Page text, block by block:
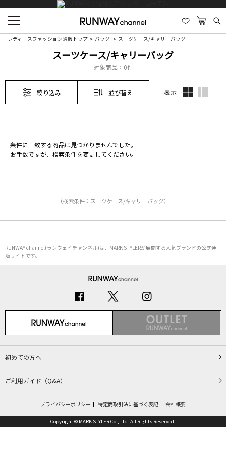
レディースファッション通販トップ バッグ スーツケース/キャリーバッグ
スーツケース/キャリーバッグ
対象商品： 0件
絞り込み 並び替え 表示
条件に一致する商品は見つかりませんでした。
お手数ですが、検索条件を変更してください。
（検索条件：スーツケース/キャリーバッグ）
RUNWAY channel(ランウェイチャンネル)は、MARK STYLERが展開する人気ブランドの公式通
販サイトです。
初めての方へ
ご利用ガイド（Q&A）
プライバシーポリシー 特定商取引法に基づく表記 会社概要
Copyright © MARK STYLER Co., Ltd. All Rights Reserved.